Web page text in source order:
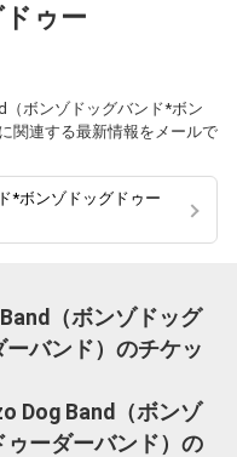
ゥー
（ボンゾドッグバンド*ボン
関連する最新情報をメールで
*ボンゾドッグドゥー
（ボンゾドッグ
バンド）のチケッ
Dog Band（ボンゾ
ゥーダーバンド）の